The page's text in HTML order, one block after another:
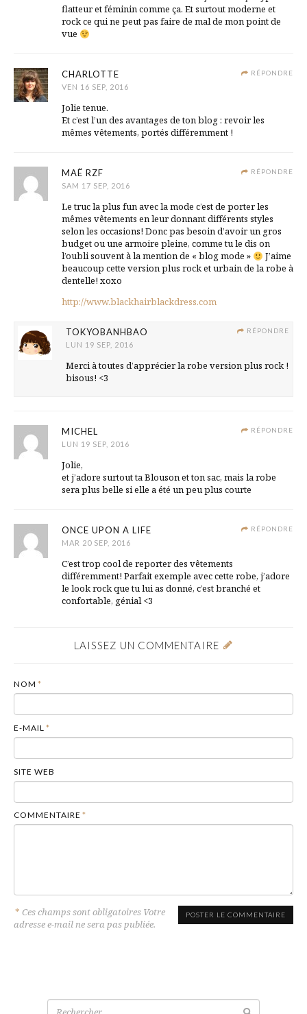
flatteur et féminin comme ça. Et surtout moderne et
rock ce qui ne peut pas faire de mal de mon point de
vue
RÉPONDRE
CHARLOTTE
VEN 16 SEP, 2016
Jolie tenue.
Et c’est l’un des avantages de ton blog : revoir les
mêmes vêtements, portés différemment !
RÉPONDRE
MAË RZF
SAM 17 SEP, 2016
Le truc la plus fun avec la mode c’est de porter les
mêmes vêtements en leur donnant différents styles
selon les occasions! Donc pas besoin d’avoir un gros
budget ou une armoire pleine, comme tu le dis on
l’oubli souvent à la mention de « blog mode »
J’aime
beaucoup cette version plus rock et urbain de la robe à
dentelle! xoxo
http://www.blackhairblackdress.com
RÉPONDRE
TOKYOBANHBAO
LUN 19 SEP, 2016
Merci à toutes d’apprécier la robe version plus rock !
bisous! <3
RÉPONDRE
MICHEL
LUN 19 SEP, 2016
Jolie,
et j’adore surtout ta Blouson et ton sac, mais la robe
sera plus belle si elle a été un peu plus courte
RÉPONDRE
ONCE UPON A LIFE
MAR 20 SEP, 2016
C’est trop cool de reporter des vêtements
différemment! Parfait exemple avec cette robe, j’adore
le look rock que tu lui as donné, c’est branché et
confortable, génial <3
LAISSEZ UN COMMENTAIRE
NOM *
E-MAIL *
SITE WEB
COMMENTAIRE *
* Ces champs sont obligatoires Votre
adresse e-mail ne sera pas publiée.
Recherche